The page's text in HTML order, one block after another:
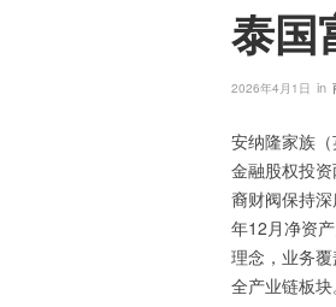
泰国
2026年4月1日 in
安纳隆家族
金融股权投
裔财阀保持
年12月净资
理念，业务
全产业链板块